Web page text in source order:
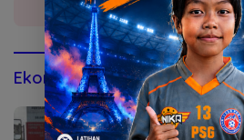
Selengkapnya
Ekonomi & Bisnis